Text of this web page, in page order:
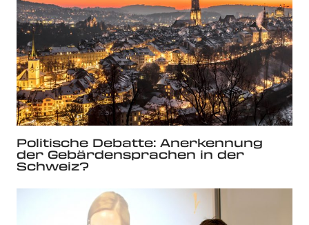
Politische Debatte: Anerkennung
der Gebärdensprachen in der
Schweiz?